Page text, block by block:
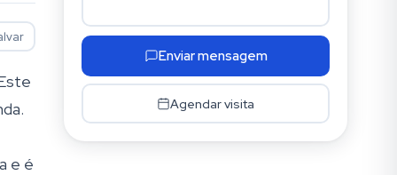
e é
Enviar mensagem
Agendar visita